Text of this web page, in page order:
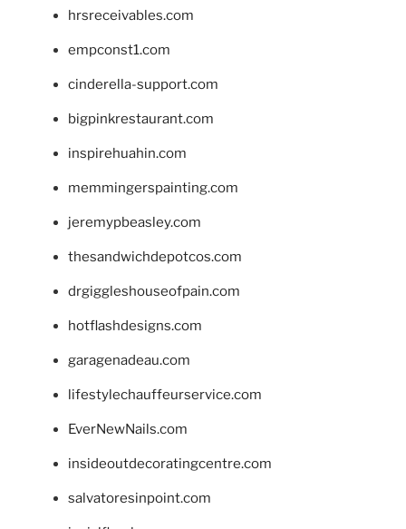
hrsreceivables.com
empconst1.com
cinderella-support.com
bigpinkrestaurant.com
inspirehuahin.com
memmingerspainting.com
jeremypbeasley.com
thesandwichdepotcos.com
drgiggleshouseofpain.com
hotflashdesigns.com
garagenadeau.com
lifestylechauffeurservice.com
EverNewNails.com
insideoutdecoratingcentre.com
salvatoresinpoint.com